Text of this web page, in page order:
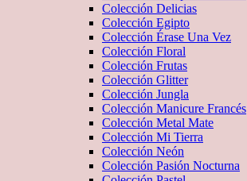
Colección Delicias
Colección Egipto
Colección Érase Una Vez
Colección Floral
Colección Frutas
Colección Glitter
Colección Jungla
Colección Manicure Francés
Colección Metal Mate
Colección Mi Tierra
Colección Neón
Colección Pasión Nocturna